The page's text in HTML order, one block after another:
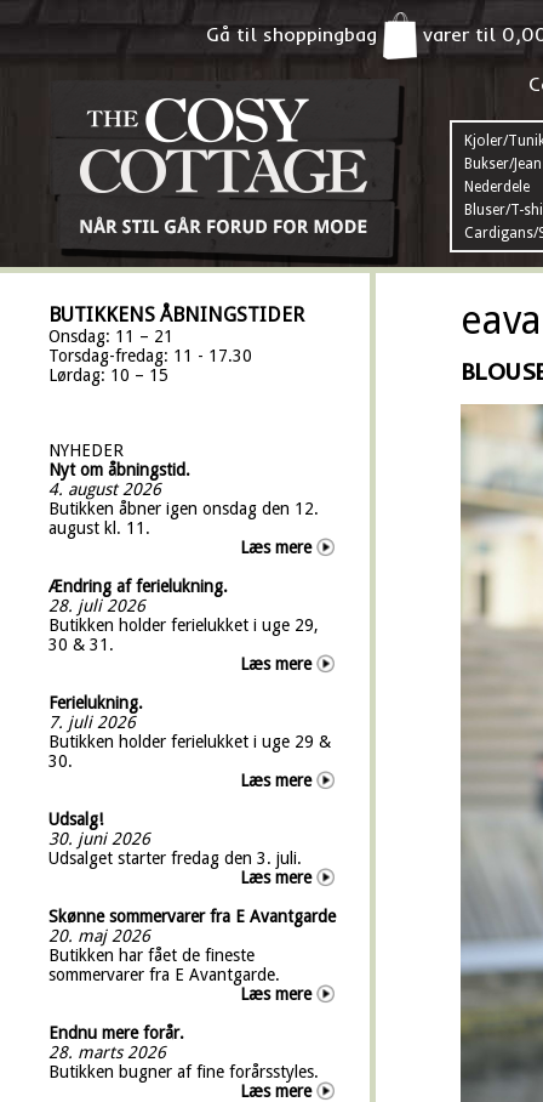
Gå til shoppingbag varer til
Kjoler/
Bukser/
Nederdele
Bluser/T-
Cardigans/
BUTIKKENS ÅBNINGSTIDER
Onsdag: 11 – 21
Torsdag-fredag: 11 - 17.30
Lørdag: 10 – 15
NYHEDER
Nyt om åbningstid.
4. august 2026
Butikken åbner igen onsdag den 12.
august kl. 11.
Læs mere
Ændring af ferielukning.
28. juli 2026
Butikken holder ferielukket i uge 29,
30 & 31.
Læs mere
Ferielukning.
7. juli 2026
Butikken holder ferielukket i uge 29 &
30.
Læs mere
Udsalg!
30. juni 2026
Udsalget starter fredag den 3. juli.
Læs mere
Skønne sommervarer fra E Avantgarde
20. maj 2026
Butikken har fået de fineste
sommervarer fra E Avantgarde.
Læs mere
Endnu mere forår.
28. marts 2026
Butikken bugner af fine forårsstyles.
Læs mere